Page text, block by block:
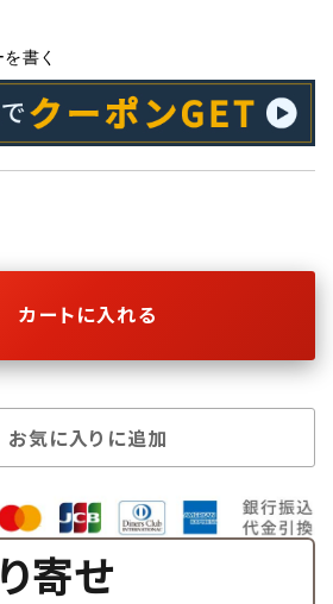
書く
カートに入れる
お気に入りに追加
寄せ